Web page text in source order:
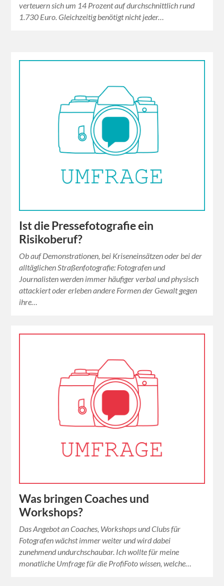
verteuern sich um 14 Prozent auf durchschnittlich rund
1.730 Euro. Gleichzeitig benötigt nicht jeder…
Ist die Pressefotografie ein
Risikoberuf?
Ob auf Demonstrationen, bei Kriseneinsätzen oder bei der
alltäglichen Straßenfotografie: Fotografen und
Journalisten werden immer häufiger verbal und physisch
attackiert oder erleben andere Formen der Gewalt gegen
ihre…
Was bringen Coaches und
Workshops?
Das Angebot an Coaches, Workshops und Clubs für
Fotografen wächst immer weiter und wird dabei
zunehmend undurchschaubar. Ich wollte für meine
monatliche Umfrage für die ProfiFoto wissen, welche…